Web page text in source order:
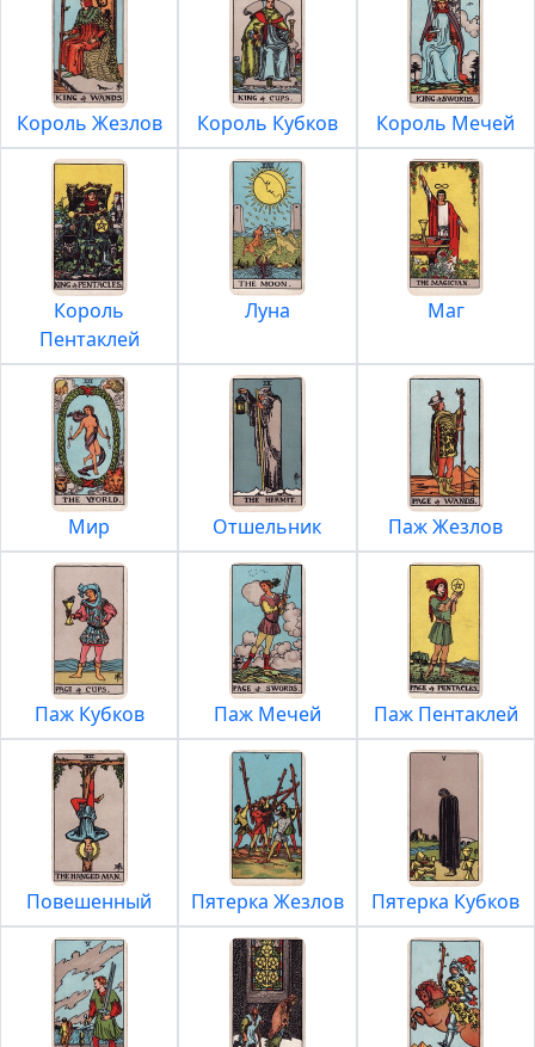
Король Жезлов Король Кубков Король Мечей
Король
Пентаклей
Луна Маг
Мир Отшельник Паж Жезлов
Паж Кубков Паж Мечей Паж Пентаклей
Повешенный Пятерка Жезлов Пятерка Кубков